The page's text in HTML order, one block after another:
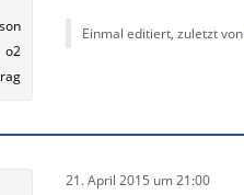
o2
Einmal editiert, zuletzt von
21. April 2015 um 21:00